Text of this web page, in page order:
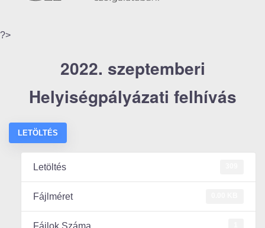
?>
2022. szeptemberi
Helyiségpályázati felhívás
LETÖLTÉS
Letöltés
Fájlméret
Fájlok Száma